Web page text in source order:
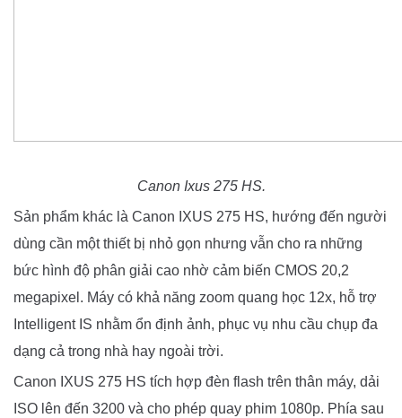
Canon Ixus 275 HS.
Sản phẩm khác là Canon IXUS 275 HS, hướng đến người
dùng cần một thiết bị nhỏ gọn nhưng vẫn cho ra những
bức hình độ phân giải cao nhờ cảm biến CMOS 20,2
megapixel. Máy có khả năng zoom quang học 12x, hỗ trợ
Intelligent IS nhằm ổn định ảnh, phục vụ nhu cầu chụp đa
dạng cả trong nhà hay ngoài trời.
Canon IXUS 275 HS tích hợp đèn flash trên thân máy, dải
ISO lên đến 3200 và cho phép quay phim 1080p. Phía sau